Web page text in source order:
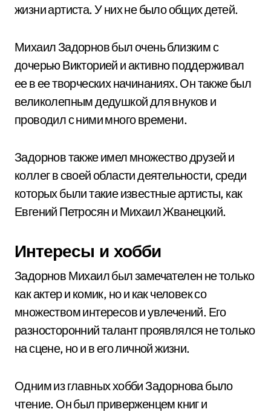
жизни артиста. У них не было общих детей.
Михаил Задорнов был очень близким с
дочерью Викторией и активно поддерживал
ее в ее творческих начинаниях. Он также был
великолепным дедушкой для внуков и
проводил с ними много времени.
Задорнов также имел множество друзей и
коллег в своей области деятельности, среди
которых были такие известные артисты, как
Евгений Петросян и Михаил Жванецкий.
Интересы и хобби
Задорнов Михаил был замечателен не только
как актер и комик, но и как человек со
множеством интересов и увлечений. Его
разносторонний талант проявлялся не только
на сцене, но и в его личной жизни.
Одним из главных хобби Задорнова было
чтение. Он был приверженцем книг и